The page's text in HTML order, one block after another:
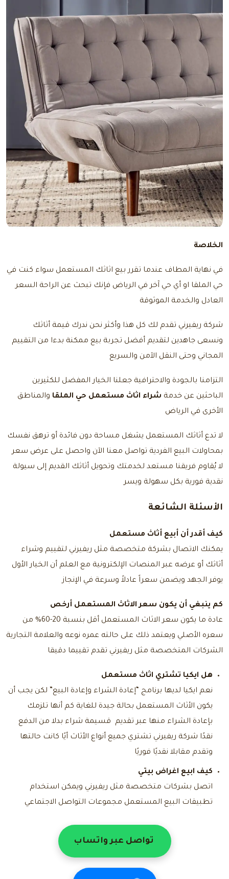
الخلاصة
في نهاية المطاف عندما تقرر بيع اثاثك المستعمل سواء كنت في
حي الملقا او أي حي آخر في الرياض فإنك تبحث عن الراحة السعر
العادل والخدمة الموثوقة
شركة ريفيرني تقدم لك كل هذا وأكثر نحن ندرك قيمة أثاثك
ونسعى جاهدين لتقديم أفضل تجربة بيع ممكنة بدءا من التقييم
المجاني وحتى النقل الآمن والسريع
التزامنا بالجودة والاحترافية جعلنا الخيار المفضل للكثيرين
الباحثين عن خدمة شراء اثاث مستعمل حي الملقا والمناطق
الأخرى في الرياض
لا تدع أثاثك المستعمل يشغل مساحة دون فائدة أو ترهق نفسك
بمحاولات البيع الفردية تواصل معنا الآن واحصل على عرض سعر
لا يُقاوم فريقنا مستعد لخدمتك وتحويل أثاثك القديم إلى سيولة
نقدية فورية بكل سهولة ويسر
الأسئلة الشائعة
كيف أقدر أن أبيع أثاث مستعمل
يمكنك الاتصال بشركة متخصصة مثل ريفيرني لتقييم وشراء
أثاثك أو عرضه عبر المنصات الإلكترونية مع العلم أن الخيار الأول
يوفر الجهد ويضمن سعراً عادلاً وسرعة في الإنجاز
كم ينبغي أن يكون سعر الاثاث المستعمل أرخص
عادة ما يكون سعر الاثاث المستعمل أقل بنسبة 20-60% من
سعره الأصلي ويعتمد ذلك على حالته عمره نوعه والعلامة التجارية
الشركات المتخصصة مثل ريفيرني تقدم تقييما دقيقا
هل ايكيا تشتري اثاث مستعمل
نعم ايكيا لديها برنامج “إعادة الشراء وإعادة البيع” لكن يجب أن
يكون الأثاث المستعمل بحالة جيدة للغاية كم أنها تلزمك
بإعادة الشراء منها عبر تقديم قسيمة شراء بدلا من الدفع
نقدًا شركة ريفيرني تشتري جميع أنواع الأثاث أيًا كانت حالتها
وتقدم مقابلا نقديًا فوريًا
كيف ابيع اغراض بيتي
اتصل بشركات متخصصة مثل ريفيرني ويمكن استخدام
تطبيقات البيع المستعمل مجموعات التواصل الاجتماعي
تواصل عبر واتساب